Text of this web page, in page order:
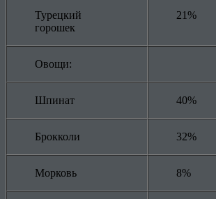
Турецкий
горошек
21%
Овощи:
Шпинат 40%
Брокколи 32%
Морковь 8%